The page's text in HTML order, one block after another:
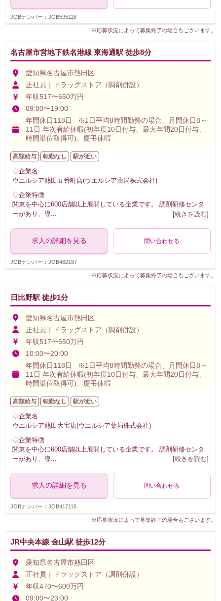
JOBナンバー：JOB595118
※応募状況によって募集終了の場合もございます。
名古屋市営地下鉄名港線 東海通駅 徒歩8分
愛知県名古屋市熱田区
正社員｜ドラッグストア（調剤併設）
年収517〜650万円
09:00〜19:00
年間休日118日 ※1日平均8時間勤務の場合、月間休日8～
11日 年次有給休暇(初年度10日付与、最大年間20日付与、
時間単位取得可)、慶弔休暇
高額給与 転勤なし 駅が近い
◇企業名
ウエルシア熱田五番町店(ウエルシア薬局株式会社)
◇企業特徴
関東を中心に600店舗以上展開している企業です。 調剤研修センタ
ーがあり、導... [続きを読む]
求人の詳細を見る 問い合わせる
JOBナンバー：JOB482187
※応募状況によって募集終了の場合もございます。
日比野駅 徒歩1分
愛知県名古屋市熱田区
正社員｜ドラッグストア（調剤併設）
年収517〜650万円
10:00〜20:00
年間休日118日 ※1日平均8時間勤務の場合、月間休日8～
11日 年次有給休暇(初年度10日付与、最大年間20日付与、
時間単位取得可)、慶弔休暇
高額給与 転勤なし 駅が近い
◇企業名
ウエルシア熱田大宝店(ウエルシア薬局株式会社)
◇企業特徴
関東を中心に600店舗以上展開している企業です。 調剤研修センタ
ーがあり、導
[続きを読む]
求人の詳細を見る 問い合わせる
JOBナンバー：JOB417115
※応募状況によって募集終了の場合もございます。
JR中央本線 金山駅 徒歩12分
愛知県名古屋市熱田区
正社員｜ドラッグストア（調剤併設）
年収470〜600万円
09:00〜23:00